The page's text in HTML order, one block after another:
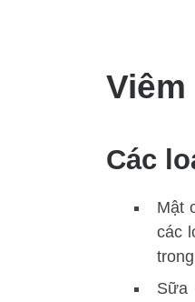
Các
Mật
các
Sữa